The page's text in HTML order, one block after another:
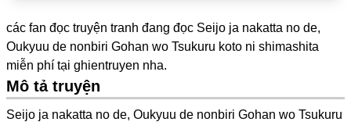
Trọng Sinh
Doujinshi
Thanh Xuân Vườn Trường
các fan đọc truyện tranh đang đọc Seijo ja nakatta no de,
Oukyuu de nonbiri Gohan wo Tsukuru koto ni shimashita
miễn phí tại ghientruyen nha.
Mô tả truyện
Seijo ja nakatta no de, Oukyuu de nonbiri Gohan wo Tsukuru